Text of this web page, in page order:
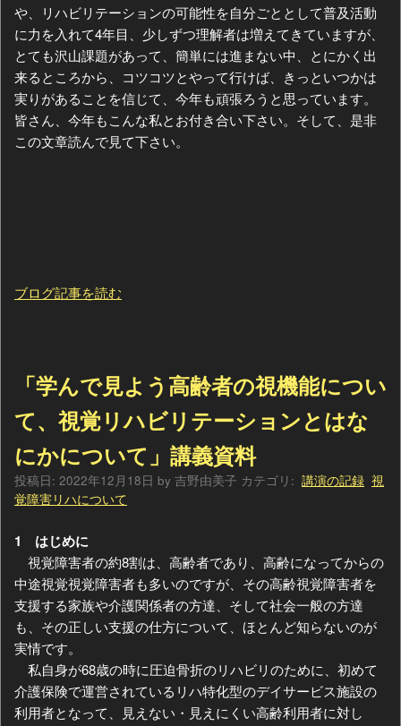
や、リハビリテーションの可能性を自分ごととして普及活動
に力を入れて4年目、少しずつ理解者は増えてきていますが、
とても沢山課題があって、簡単には進まない中、とにかく出
来るところから、コツコツとやって行けば、きっといつかは
実りがあることを信じて、今年も頑張ろうと思っています。
皆さん、今年もこんな私とお付き合い下さい。そして、是非
この文章読んで見て下さい。
ブログ記事を読む
「学んで見よう高齢者の視機能につい
て、視覚リハビリテーションとはな
にかについて」講義資料
投稿日: 2022年12月18日 by 吉野由美子 カテゴリ: 講演の記録 視
覚障害リハについて
1 はじめに
視覚障害者の約8割は、高齢者であり、高齢になってからの
中途視覚視覚障害者も多いのですが、その高齢視覚障害者を
支援する家族や介護関係者の方達、そして社会一般の方達
も、その正しい支援の仕方について、ほとんど知らないのが
実情です。
私自身が68歳の時に圧迫骨折のリハビリのために、初めて
介護保険で運営されているリハ特化型のデイサービス施設の
利用者となって、見えない・見えにくい高齢利用者に対し